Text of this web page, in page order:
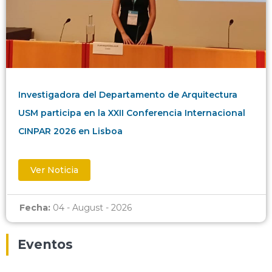
Investigadora del Departamento de Arquitectura
USM participa en la XXII Conferencia Internacional
CINPAR 2026 en Lisboa
Ver Noticia
Fecha: 04 - August - 2026
Eventos